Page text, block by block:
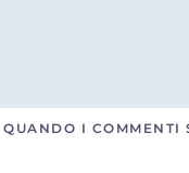
QUANDO I COMMENTI